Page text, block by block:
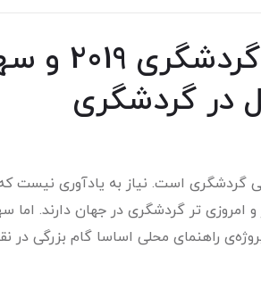
روز
در گردشگری
جهانی گردشگری است. نیاز به یادآوری
امروزی تر گردشگری در جهان دارند. اما
راهنمای محلی اساسا گام بزرگی در